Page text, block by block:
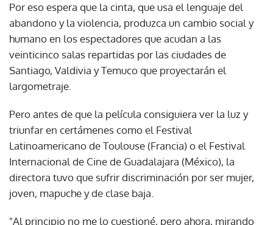
Por eso espera que la cinta, que usa el lenguaje del
abandono y la violencia, produzca un cambio social y
humano en los espectadores que acudan a las
veinticinco salas repartidas por las ciudades de
Santiago, Valdivia y Temuco que proyectarán el
largometraje.
Pero antes de que la película consiguiera ver la luz y
triunfar en certámenes como el Festival
Latinoamericano de Toulouse (Francia) o el Festival
Internacional de Cine de Guadalajara (México), la
directora tuvo que sufrir discriminación por ser mujer,
joven, mapuche y de clase baja.
"Al principio no me lo cuestioné, pero ahora, mirando